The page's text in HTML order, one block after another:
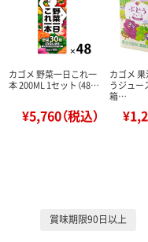
カゴメ 野菜一日これ一
本 200ML 1セット（48…
¥5,760（税込）
カゴメ
うジュー
箱…
賞味期限90日以上